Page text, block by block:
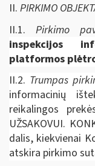
II. PIRKIMO
II.1. Pirkimo
inspekcijos
platformos
II.2. Trumpas
informacinių
reikalingos
UŽSAKOVUI.
dalis, kiekvienai
atskira pirkimo